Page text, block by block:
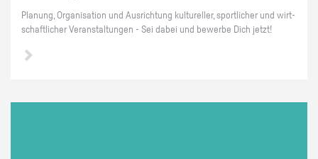
Pla­nung, Or­ga­ni­sa­ti­on und Aus­rich­tung kul­tu­rel­ler, sport­li­cher und wirt­
schaft­li­cher Ver­an­stal­tun­gen - Sei dabei und be­wer­be Dich jetzt!